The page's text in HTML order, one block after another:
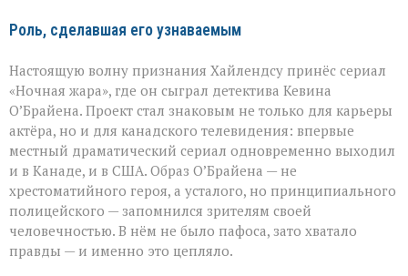
Роль, сделавшая его узнаваемым
Настоящую волну признания Хайлендсу принёс сериал
«Ночная жара», где он сыграл детектива Кевина
О’Брайена. Проект стал знаковым не только для карьеры
актёра, но и для канадского телевидения: впервые
местный драматический сериал одновременно выходил
и в Канаде, и в США. Образ О’Брайена — не
хрестоматийного героя, а усталого, но принципиального
полицейского — запомнился зрителям своей
человечностью. В нём не было пафоса, зато хватало
правды — и именно это цепляло.